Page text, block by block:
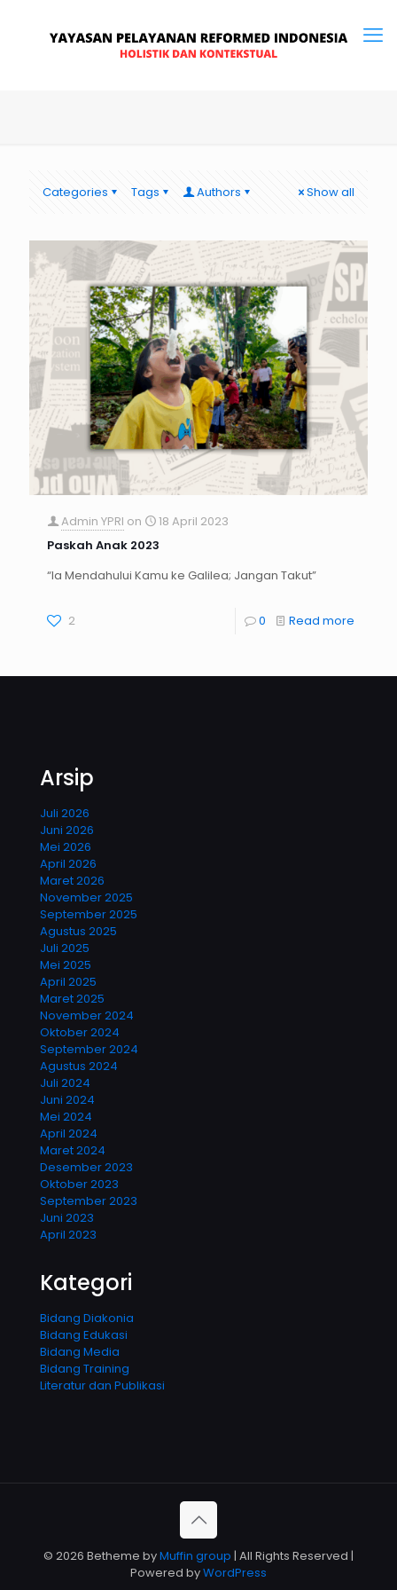
Categories Tags Authors Show all
Admin YPRI on
18 April 2023
Paskah Anak 2023
“Ia Mendahului Kamu ke Galilea; Jangan Takut”
2 0 Read more
Arsip
Juli 2026
Juni 2026
Mei 2026
April 2026
Maret 2026
November 2025
September 2025
Agustus 2025
Juli 2025
Mei 2025
April 2025
Maret 2025
November 2024
Oktober 2024
September 2024
Agustus 2024
Juli 2024
Juni 2024
Mei 2024
April 2024
Maret 2024
Desember 2023
Oktober 2023
September 2023
Juni 2023
April 2023
Kategori
Bidang Diakonia
Bidang Edukasi
Bidang Media
Bidang Training
Literatur dan Publikasi
© 2026 Betheme byMuffin group | All Rights Reserved |
Powered byWordPress